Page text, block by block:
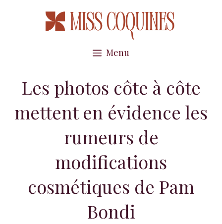
Menu
Les photos côte à côte
mettent en évidence les
rumeurs de
modifications
cosmétiques de Pam
Bondi